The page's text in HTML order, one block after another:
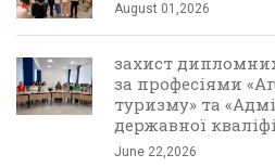
August 01,2026
захист
за професіями
туризму» та
державної
June 22,2026